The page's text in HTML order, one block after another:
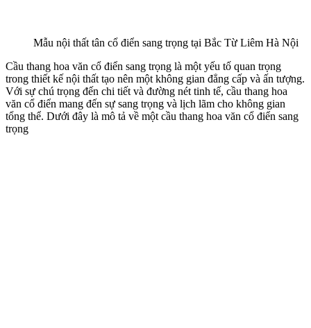
Mẫu nội thất tân cổ điển sang trọng tại Bắc Từ Liêm Hà Nội
Cầu thang hoa văn cổ điển sang trọng là một yếu tố quan trọng
trong thiết kế nội thất tạo nên một không gian đẳng cấp và ấn tượng.
Với sự chú trọng đến chi tiết và đường nét tinh tế, cầu thang hoa
văn cổ điển mang đến sự sang trọng và lịch lãm cho không gian
tổng thể. Dưới đây là mô tả về một cầu thang hoa văn cổ điển sang
trọng